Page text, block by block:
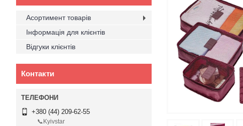
Асортимент товарів
Інформація для клієнтів
Відгуки клієнтів
Контакти
+380 (44) 209-62-55
📞Kyivstar